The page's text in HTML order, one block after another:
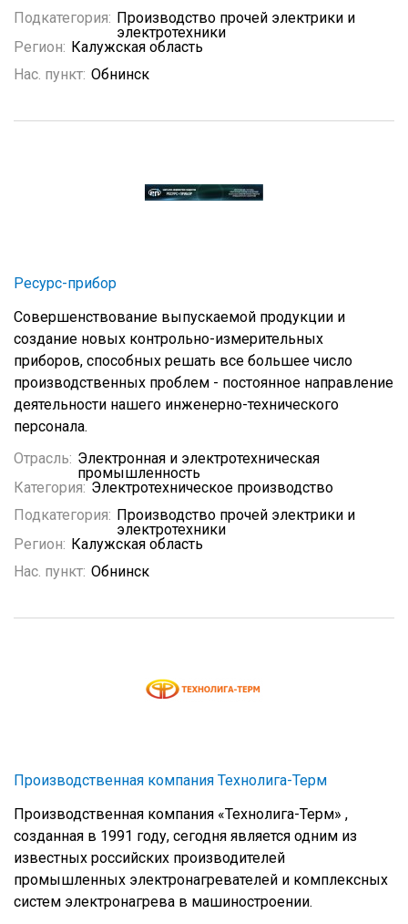
Подкатегория: Производство прочей электрики и
электротехники
Регион: Калужская область
Нас. пункт: Обнинск
Ресурс-прибор
Совершенствование выпускаемой продукции и
создание новых контрольно-измерительных
приборов, способных решать все большее число
производственных проблем - постоянное направление
деятельности нашего инженерно-технического
персонала.
Отрасль: Электронная и электротехническая
промышленность
Категория: Электротехническое производство
Подкатегория: Производство прочей электрики и
электротехники
Регион: Калужская область
Нас. пункт: Обнинск
Производственная компания Технолига-Терм
Производственная компания «Технолига-Терм» ,
созданная в 1991 году, сегодня является одним из
известных российских производителей
промышленных электронагревателей и комплексных
систем электронагрева в машиностроении.